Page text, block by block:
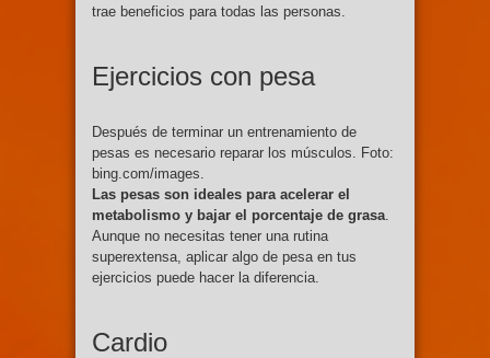
trae beneficios para todas las personas.
Ejercicios con pesa
Después de terminar un entrenamiento de
pesas es necesario reparar los músculos. Foto:
bing.com/images.
Las pesas son ideales para acelerar el
metabolismo y bajar el porcentaje de grasa
Aunque no necesitas tener una rutina
superextensa, aplicar algo de pesa en tus
ejercicios puede hacer la diferencia.
Cardio